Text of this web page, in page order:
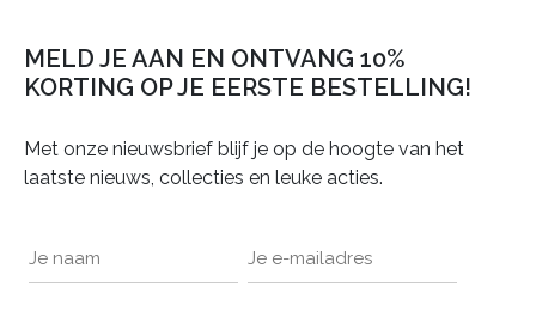
MELD JE AAN EN ONTVANG 10%
KORTING OP JE EERSTE BESTELLING!
Met onze nieuwsbrief blijf je op de hoogte van het
laatste nieuws, collecties en leuke acties.